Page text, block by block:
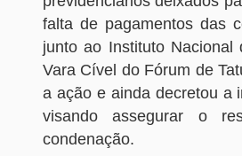
falta de pagamentos das
junto ao Instituto
Vara Cível do Fórum de
a ação e ainda decretou a
visando assegurar o
condenação.